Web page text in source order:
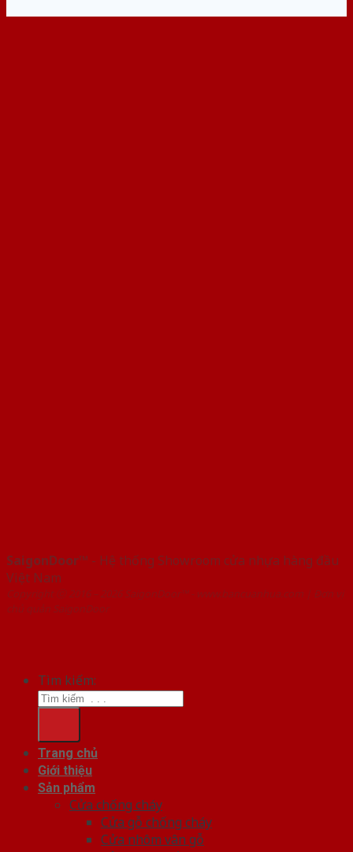
SaigonDoor™ - Hệ thống Showroom cửa nhựa hàng đầu
Việt Nam
Copyright ⓒ 2016 – 2026 SaigonDoor™ - www.bancuanhua.com | Đơn vị
chủ quản SaigonDoor
Tìm kiếm:
Trang chủ
Giới thiệu
Sản phẩm
Cửa chống cháy
Cửa gỗ chống cháy
Cửa nhôm vân gỗ